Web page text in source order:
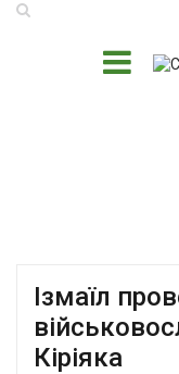
Ізмаїл
Кіріяка